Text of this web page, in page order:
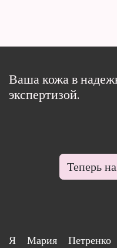
Ваша кожа в
экспертизой.
Теперь
Я Мария